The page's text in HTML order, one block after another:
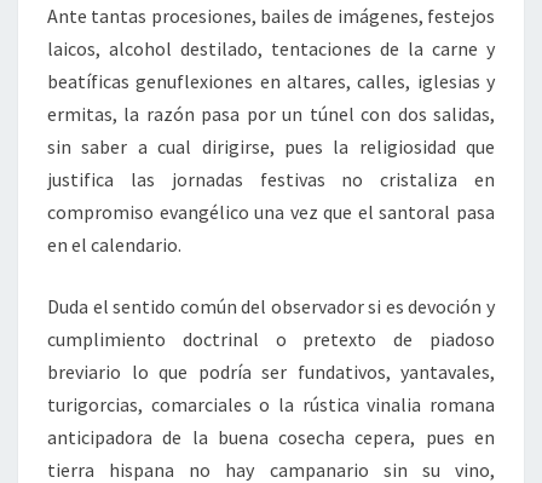
Ante tantas procesiones, bailes de imágenes, festejos
laicos, alcohol destilado, tentaciones de la carne y
beatíficas genuflexiones en altares, calles, iglesias y
ermitas, la razón pasa por un túnel con dos salidas,
sin saber a cual dirigirse, pues la religiosidad que
justifica las jornadas festivas no cristaliza en
compromiso evangélico una vez que el santoral pasa
en el calendario.
Duda el sentido común del observador si es devoción y
cumplimiento doctrinal o pretexto de piadoso
breviario lo que podría ser fundativos, yantavales,
turigorcias, comarciales o la rústica vinalia romana
anticipadora de la buena cosecha cepera, pues en
tierra hispana no hay campanario sin su vino,